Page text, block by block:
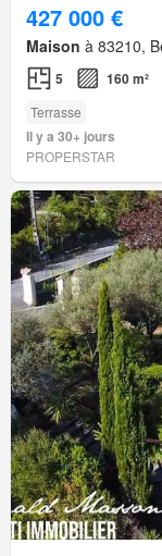
427 000 €
Maison à 83210,
5 160 m²
Terrasse
Il y a 30+ jours
PROPERSTAR